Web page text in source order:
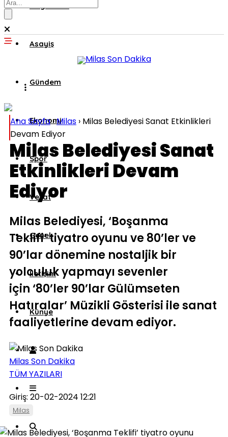
Muğla’dan
Asayiş
Gündem
Ekonomi
Spor
Vefat
Genel
İletişim
Künye
Ana Sayfa›Milas › Milas Belediyesi Sanat Etkinlikleri
Devam Ediyor
Milas Belediyesi Sanat
Etkinlikleri Devam
Ediyor
Milas Belediyesi, ‘Boşanma
Teklifi’ tiyatro oyunu ve 80’ler ve
90’lar dönemine nostaljik bir
yolculuk yapmayı sevenler
için ‘80’ler 90’lar Gülümseten
Hatıralar’ Müzikli Gösterisi ile sanat
faaliyetlerine devam ediyor.
Milas Son Dakika
TÜM YAZILARI
Giriş: 20-02-2024 12:21
Milas